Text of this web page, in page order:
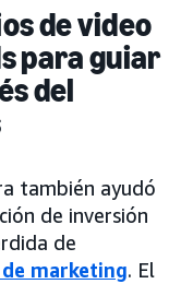
de video
para guiar
del
también ayudó
de inversión
de
marketing. El